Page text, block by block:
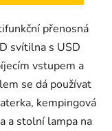
přenosná
svítilna s USD
vstupem a
se dá používat
kempingová
a stolní lampa na